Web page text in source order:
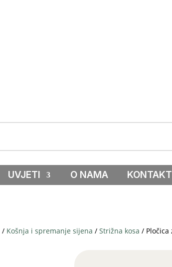
UVJETI O NAMA KONTAKT
/ Košnja i spremanje sijena /Strižna kosa / Pločica